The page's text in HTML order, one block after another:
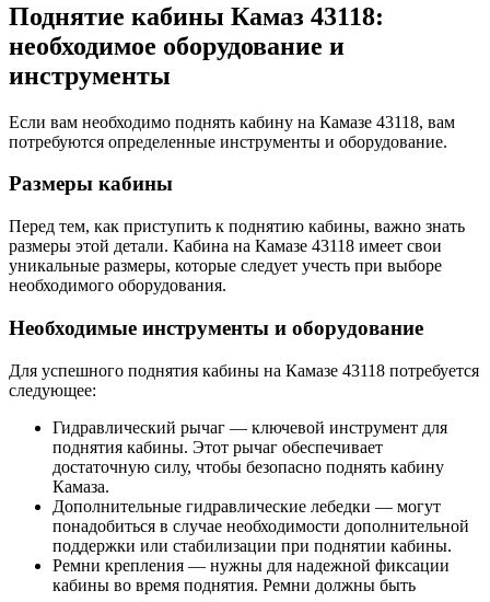
Поднятие кабины Камаз 43118:
необходимое оборудование и
инструменты
Если вам необходимо поднять кабину на Камазе 43118, вам
потребуются определенные инструменты и оборудование.
Размеры кабины
Перед тем, как приступить к поднятию кабины, важно знать
размеры этой детали. Кабина на Камазе 43118 имеет свои
уникальные размеры, которые следует учесть при выборе
необходимого оборудования.
Необходимые инструменты и оборудование
Для успешного поднятия кабины на Камазе 43118 потребуется
следующее:
Гидравлический рычаг — ключевой инструмент для
поднятия кабины. Этот рычаг обеспечивает
достаточную силу, чтобы безопасно поднять кабину
Камаза.
Дополнительные гидравлические лебедки — могут
понадобиться в случае необходимости дополнительной
поддержки или стабилизации при поднятии кабины.
Ремни крепления — нужны для надежной фиксации
кабины во время поднятия. Ремни должны быть